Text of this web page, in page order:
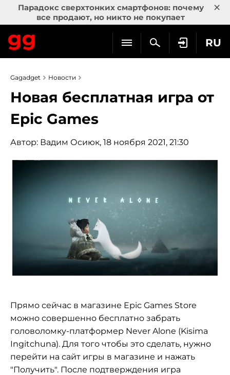
Парадокс сверхтонких смартфонов: почему
все продают, но никто не покупает
×
RU
Gagadget Новости
Новая бесплатная игра от
Epic Games
Автор: Вадим Осиюк, 18 ноября 2021, 21:30
Прямо сейчас в магазине Epic Games Store
можно совершенно бесплатно забрать
головоломку-платформер Never Alone (Kisima
Ingitchuna). Для того чтобы это сделать, нужно
перейти на сайт игры в магазине и нажать
"Получить". После подтверждения игра